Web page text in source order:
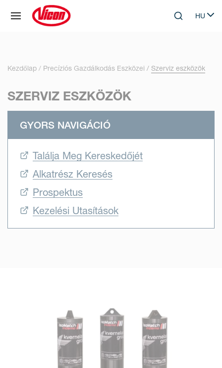
Skip to main contentSearchHU
Select
Kezdőlap Precíziós Gazdálkodás Eszközei Szerviz eszközök
SZERVIZ ESZKÖZÖK
GYORS NAVIGÁCIÓ
Találja Meg Kereskedőjét
Alkatrész Keresés
Prospektus
Kezelési Utasítások
Süti preferenciák